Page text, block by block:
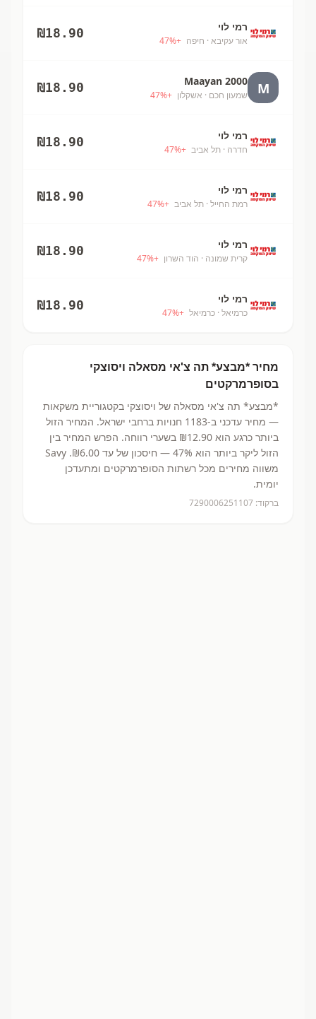
רמי לוי
אור עקיבא · חיפה +
47%
₪18.90
M
Maayan 2000
שמעון חכם · אשקלון +
47%
₪18.90
רמי לוי
חדרה · תל אביב +
47%
₪18.90
רמי לוי
רמת החייל · תל אביב +
47%
₪18.90
רמי לוי
קרית שמונה · הוד השרון +
47%
₪18.90
רמי לוי
כרמיאל · כרמיאל +
47%
₪18.90
מחיר *מבצע* תה צ'אי מסאלה ויסוצקי
בסופרמרקטים
*מבצע* תה צ'אי מסאלה של ויסוצקי בקטגוריית משקאות
— מחיר עדכני ב-1183 חנויות ברחבי ישראל. המחיר הזול
ביותר כרגע הוא ₪12.90
בשערי רווחה. הפרש המחיר בין
הזול ליקר ביותר הוא 47% — חיסכון של עד ₪6.00.
Savy
משווה מחירים מכל רשתות הסופרמרקטים ומתעדכן
יומית.
ברקוד: 7290006251107